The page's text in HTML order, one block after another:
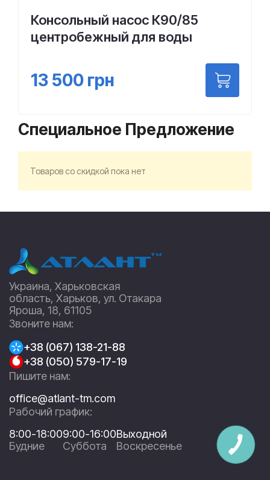
Консольный насос К90/85
центробежный для воды
13 500 грн
Специальное Предложение
Товаров со скидкой пока нет
Украина, Харьковская
область, Харьков, ул. Отакара
Яроша, 18, 61105
Звоните нам:
+38 (067) 138-21-88
+38 (050) 579-17-19
Пишите нам:
office@atlant-tm.com
Рабочий график:
8:00-18:00
Будние
9:00-16:00
Суббота
Выходной
Воскресенье